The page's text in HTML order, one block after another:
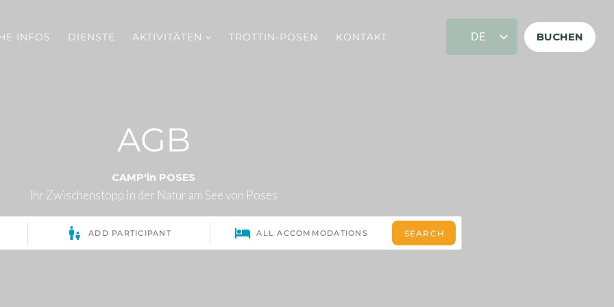
INFOS DIENSTE AKTIVITÄTEN TROTTIN-POSEN KONTAKT
DE
FR
BUCHEN
AGB
CAMP'in POSES
Ihr Zwischenstopp in der Natur am See von Poses